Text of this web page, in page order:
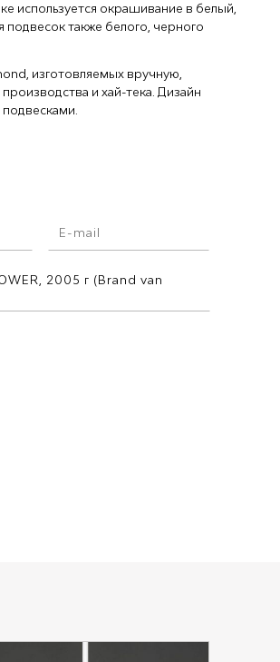
используется окрашивание в белый,
также белого, черного
, изготовляемых вручную,
и хай-тека. Дизайн